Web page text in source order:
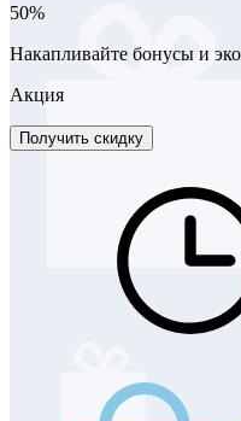
50%
Накапливайте бонусы и
Акция
Получить скидку